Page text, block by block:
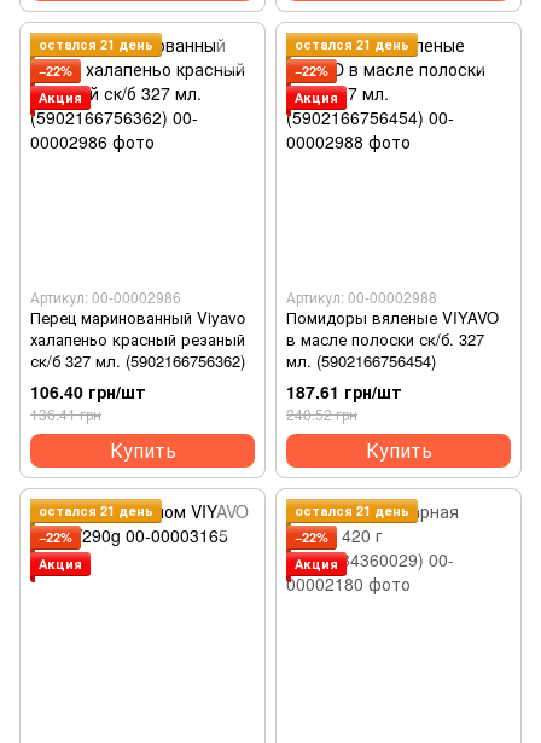
остался 21 день
−22%
Акция
Артикул: 00-00002986
Перец маринованный Viyavo
халапеньо красный резаный
ск/б 327 мл. (5902166756362)
106.40 грн/шт
136.41 грн
Купить
остался 21 день
−22%
Акция
Артикул: 00-00002988
Помидоры вяленые VIYAVO
в масле полоски ск/б. 327
мл. (5902166756454)
187.61 грн/шт
240.52 грн
Купить
остался 21 день
−22%
Акция
остался 21 день
−22%
Акция